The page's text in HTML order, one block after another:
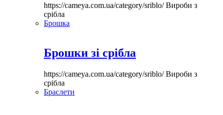
https://cameya.com.ua/category/sriblo/Вироби з
срібла
Брошка
Брошки зі срібла
https://cameya.com.ua/category/sriblo/Вироби з
срібла
Браслети